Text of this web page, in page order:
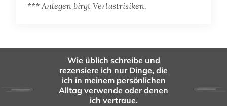
*** Anlegen birgt Verlustrisiken.
Wie üblich schreibe und
rezensiere ich nur Dinge, die
ich in meinem persönlichen
Alltag verwende oder denen
ich vertraue.